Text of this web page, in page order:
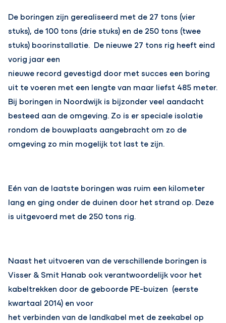
De boringen zijn gerealiseerd met de 27 tons (vier
stuks), de 100 tons (drie stuks) en de 250 tons (twee
stuks) boorinstallatie. De nieuwe 27 tons rig heeft eind
vorig jaar een
nieuwe record gevestigd door met succes een boring
uit te voeren met een lengte van maar liefst 485 meter.
Bij boringen in Noordwijk is bijzonder veel aandacht
besteed aan de omgeving. Zo is er speciale isolatie
rondom de bouwplaats aangebracht om zo de
omgeving zo min mogelijk tot last te zijn.
Eén van de laatste boringen was ruim een kilometer
lang en ging onder de duinen door het strand op. Deze
is uitgevoerd met de 250 tons rig.
Naast het uitvoeren van de verschillende boringen is
Visser & Smit Hanab ook verantwoordelijk voor het
kabeltrekken door de geboorde PE-buizen (eerste
kwartaal 2014) en voor
het verbinden van de landkabel met de zeekabel op